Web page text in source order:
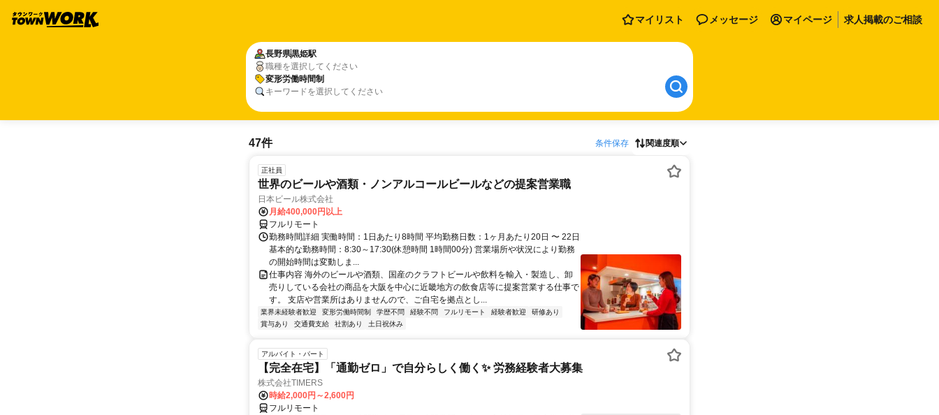
マイリスト メッセージ マイページ 求人掲載のご相談
長野県黒姫駅
職種を選択してください
変形労働時間制
キーワードを選択してください
47件 条件保存 関連度順
正社員
世界のビールや酒類・ノンアルコールビールなどの提案営業職
日本ビール株式会社
月給400,000円以上
フルリモート
勤務時間詳細 実働時間：1日あたり8時間 平均勤務日数：1ヶ月あたり20日 〜 22日
基本的な勤務時間：8:30～17:30(休憩時間 1時間00分) 営業場所や状況により勤務
の開始時間は変動しま...
仕事内容 海外のビールや酒類、国産のクラフトビールや飲料を輸入・製造し、卸
売りしている会社の商品を大阪を中心に近畿地方の飲食店等に提案営業する仕事で
す。 支店や営業所はありませんので、ご自宅を拠点とし...
業界未経験者歓迎 変形労働時間制 学歴不問 経験不問 フルリモート 経験者歓迎
研修あり
賞与あり
交通費支給 社割あり 土日祝休み
アルバイト・パート
【完全在宅】「通勤ゼロ」で自分らしく働く✨ 労務経験者大募集
株式会社TIMERS
時給2,000円～2,600円
フルリモート